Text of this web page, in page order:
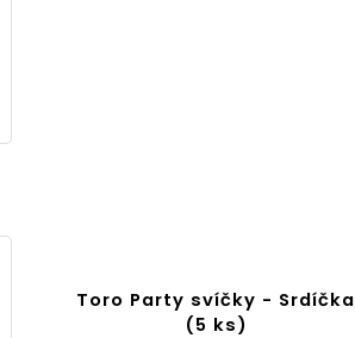
Toro Party svíčky - Srdíčka
(5 ks)